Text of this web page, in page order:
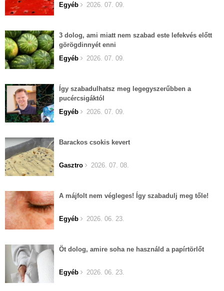
Egyéb
2026. 07. 09.
3 dolog, ami miatt nem szabad este lefekvés előtt
görögdinnyét enni
Egyéb
2026. 07. 09.
Így szabadulhatsz meg legegyszerűbben a
pucércsigáktól
Egyéb
2026. 07. 09.
Barackos csokis kevert
Gasztro 2026. 07. 08.
A májfolt nem végleges! Így szabadulj meg tőle!
Egyéb 2026. 06. 23.
Öt dolog, amire soha ne használd a papírtörlőt
Egyéb 2026. 06. 23.